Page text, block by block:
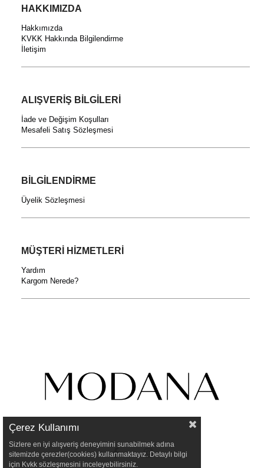
HAKKIMIZDA
Hakkımızda
KVKK Hakkında Bilgilendirme
İletişim
ALIŞVERİŞ BİLGİLERİ
İade ve Değişim Koşulları
Mesafeli Satış Sözleşmesi
BİLGİLENDİRME
Üyelik Sözleşmesi
MÜŞTERİ HİZMETLERİ
Yardım
Kargom Nerede?
Çerez Kullanımı
Sizlere en iyi alışveriş deneyimini sunabilmek adına
sitemizde çerezler(cookies) kullanmaktayız. Detaylı bilgi
için Kvkk sözleşmesini inceleyebilirsiniz.